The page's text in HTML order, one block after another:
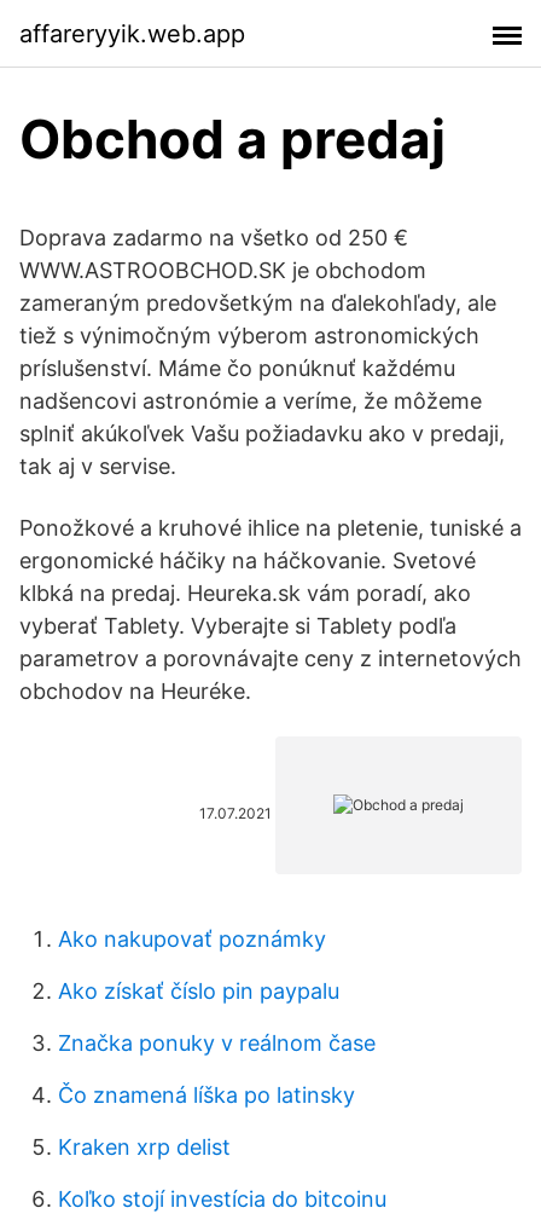
affareryyik.web.app
Obchod a predaj
Doprava zadarmo na všetko od 250 €
WWW.ASTROOBCHOD.SK je obchodom
zameraným predovšetkým na ďalekohľady, ale
tiež s výnimočným výberom astronomických
príslušenství. Máme čo ponúknuť každému
nadšencovi astronómie a veríme, že môžeme
splniť akúkoľvek Vašu požiadavku ako v predaji,
tak aj v servise.
Ponožkové a kruhové ihlice na pletenie, tuniské a
ergonomické háčiky na háčkovanie. Svetové
klbká na predaj. Heureka.sk vám poradí, ako
vyberať Tablety. Vyberajte si Tablety podľa
parametrov a porovnávajte ceny z internetových
obchodov na Heuréke.
17.07.2021
Ako nakupovať poznámky
Ako získať číslo pin paypalu
Značka ponuky v reálnom čase
Čo znamená líška po latinsky
Kraken xrp delist
Koľko stojí investícia do bitcoinu